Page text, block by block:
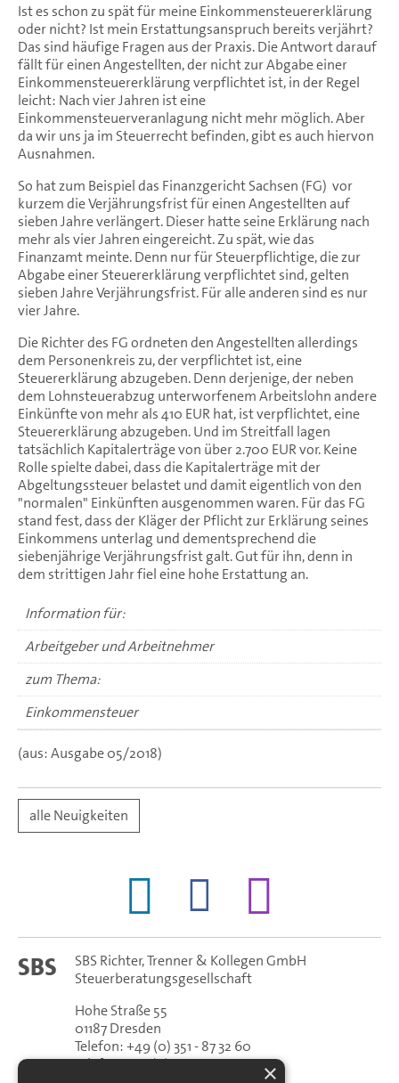
Ist es schon zu spät für meine Einkommensteuererklärung
oder nicht? Ist mein Erstattungsanspruch bereits verjährt?
Das sind häufige Fragen aus der Praxis. Die Antwort darauf
fällt für einen Angestellten, der nicht zur Abgabe einer
Einkommensteuererklärung verpflichtet ist, in der Regel
leicht: Nach vier Jahren ist eine
Einkommensteuerveranlagung nicht mehr möglich. Aber
da wir uns ja im Steuerrecht befinden, gibt es auch hiervon
Ausnahmen.
So hat zum Beispiel das Finanzgericht Sachsen (FG) vor
kurzem die Verjährungsfrist für einen Angestellten auf
sieben Jahre verlängert. Dieser hatte seine Erklärung nach
mehr als vier Jahren eingereicht. Zu spät, wie das
Finanzamt meinte. Denn nur für Steuerpflichtige, die zur
Abgabe einer Steuererklärung verpflichtet sind, gelten
sieben Jahre Verjährungsfrist. Für alle anderen sind es nur
vier Jahre.
Die Richter des FG ordneten den Angestellten allerdings
dem Personenkreis zu, der verpflichtet ist, eine
Steuererklärung abzugeben. Denn derjenige, der neben
dem Lohnsteuerabzug unterworfenem Arbeitslohn andere
Einkünfte von mehr als 410 EUR hat, ist verpflichtet, eine
Steuererklärung abzugeben. Und im Streitfall lagen
tatsächlich Kapitalerträge von über 2.700 EUR vor. Keine
Rolle spielte dabei, dass die Kapitalerträge mit der
Abgeltungssteuer belastet und damit eigentlich von den
"normalen" Einkünften ausgenommen waren. Für das FG
stand fest, dass der Kläger der Pflicht zur Erklärung seines
Einkommens unterlag und dementsprechend die
siebenjährige Verjährungsfrist galt. Gut für ihn, denn in
dem strittigen Jahr fiel eine hohe Erstattung an.
Information für:
Arbeitgeber und Arbeitnehmer
zum Thema:
Einkommensteuer
(aus: Ausgabe 05/2018)
alle Neuigkeiten
SBS
SBS Richter, Trenner & Kollegen GmbH
Steuerberatungsgesellschaft
Hohe Straße 55
01187Dresden
Telefon:+49 (0) 351 - 87 32 60
Telefax:+49 (0) 351 - 87 32 699 ×